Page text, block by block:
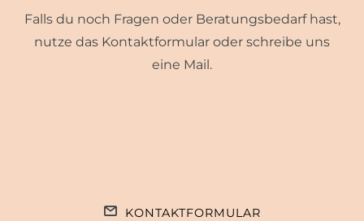
Falls du noch Fragen oder Beratungsbedarf hast,
nutze das Kontaktformular oder schreibe uns
eine Mail.
KONTAKTFORMULAR